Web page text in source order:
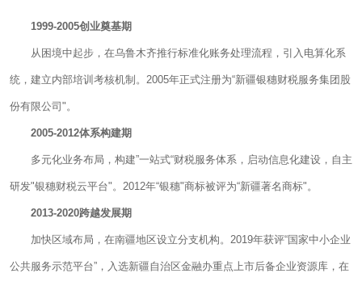
1999-2005创业奠基期
从困境中起步，在乌鲁木齐推行标准化账务处理流程，引入电算化系
统，建立内部培训考核机制。2005年正式注册为“新疆银穗财税服务集团股
份有限公司"。
2005-2012体系构建期
多元化业务布局，构建”一站式“财税服务体系，启动信息化建设，自主
研发"银穗财税云平台"。2012年“银穗"商标被评为“新疆著名商标"。
2013-2020跨越发展期
加快区域布局，在南疆地区设立分支机构。2019年获评“国家中小企业
公共服务示范平台”，入选新疆自治区金融办重点上市后备企业资源库，在